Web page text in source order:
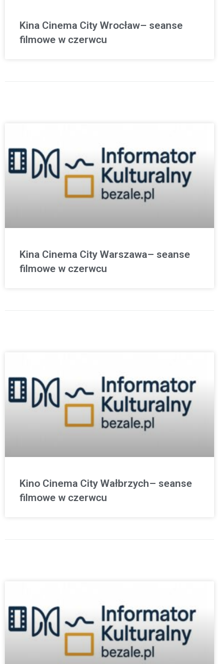
Kina Cinema City Wrocław– seanse
filmowe w czerwcu
Kina Cinema City Warszawa– seanse
filmowe w czerwcu
Kino Cinema City Wałbrzych– seanse
filmowe w czerwcu